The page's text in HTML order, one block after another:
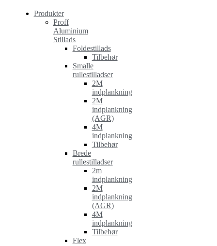
Produkter
Proff
Aluminium
Stillads
Foldestillads
Tilbehør
Smalle
rullestilladser
2M
indplankning
2M
indplankning
(AGR)
4M
indplankning
Tilbehør
Brede
rullestilladser
2m
indplankning
2M
indplankning
(AGR)
4M
indplankning
Tilbehør
Flex